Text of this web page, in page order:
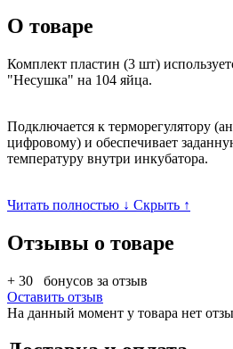
О товаре
Комплект пластин (3 шт)
"Несушка" на 104 яйца.
Подключается к терморегулятору
цифровому) и обеспечивает
температуру внутри инкубатора.
Читать полностью ↓ Скрыть ↑
Отзывы о товаре
+ 30
бонусов за отзыв
Оставить отзыв
На данный момент у товара нет